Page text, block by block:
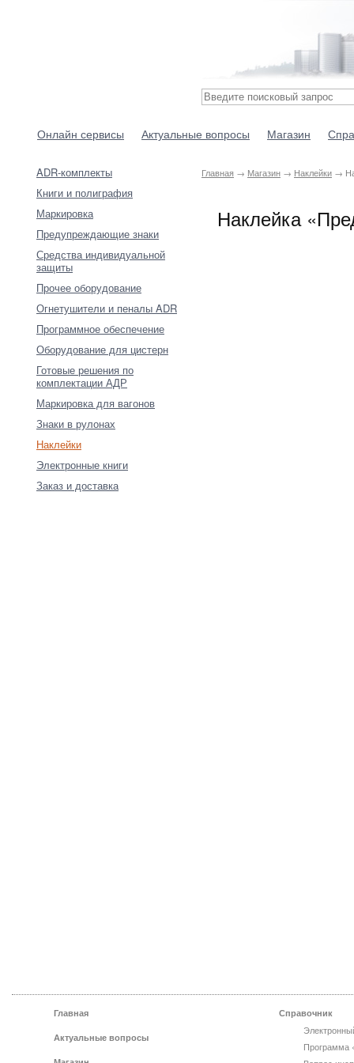
Онлайн сервисы Актуальные вопросы Магазин
ADR-комплекты
Книги и полиграфия
Маркировка
Предупреждающие знаки
Средства индивидуальной
защиты
Прочее оборудование
Огнетушители и пеналы ADR
Программное обеспечение
Оборудование для цистерн
Готовые решения по
комплектации АДР
Маркировка для вагонов
Знаки в рулонах
Наклейки
Электронные книги
Заказ и доставка
Главная → Магазин → Наклейки →
Наклейка
Главная
Актуальные вопросы
Справочник
Программа